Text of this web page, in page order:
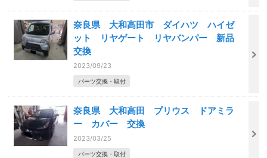
奈良県 大和高田市 ダイハツ ハイゼ
ット リヤゲート リヤバンパー 新品
交換
2023/09/23
パーツ交換・取付
奈良県 大和高田 プリウス ドアミラ
ー カバー 交換
2023/03/25
パーツ交換・取付